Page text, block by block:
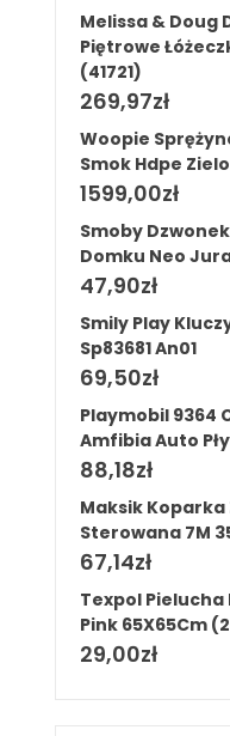
Melissa & Doug
Piętrowe
(41721)
269,97zł
Woopie
Smok Hdpe
1599,00zł
Smoby
Domku Neo
47,90zł
Smily Play
Sp83681 An01
69,50zł
Playmobil 9364
Amfibia Auto
88,18zł
Maksik Koparka
Sterowana 7M
67,14zł
Texpol Pielucha
Pink 65X65Cm
29,00zł